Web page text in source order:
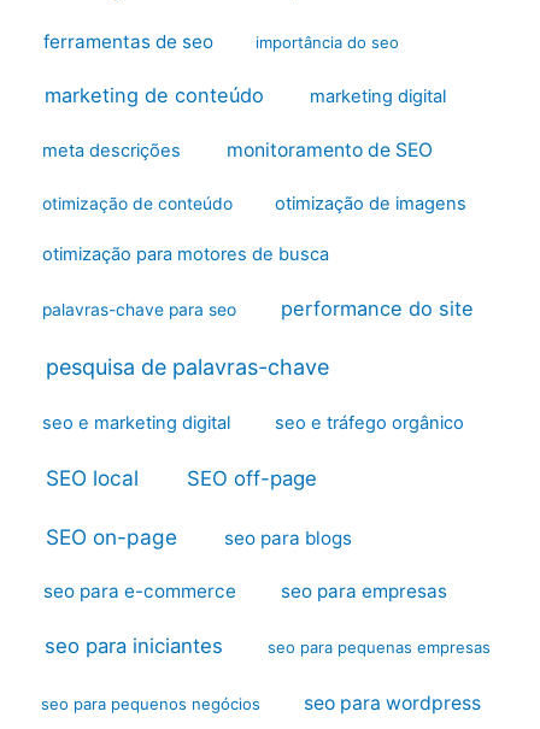
ferramentas de seo importância do seo
marketing de conteúdo marketing digital
meta descrições monitoramento de SEO
otimização de conteúdo otimização de imagens
otimização para motores de busca
palavras-chave para seo performance do site
pesquisa de palavras-chave
seo e marketing digital seo e tráfego orgânico
SEO local SEO off-page
SEO on-page seo para blogs
seo para e-commerce seo para empresas
seo para iniciantes seo para pequenas empresas
seo para pequenos negócios seo para wordpress